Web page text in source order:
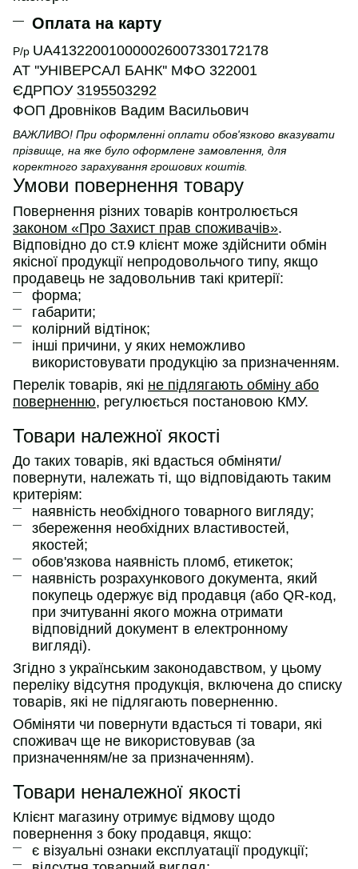
Оплата на карту
Р/р UA413220010000026007330172178
АТ ''УНІВЕРСАЛ БАНК'' МФО 322001
ЄДРПОУ 3195503292
ФОП Дровніков Вадим Васильович
ВАЖЛИВО! При оформленні оплати обов'язково вказувати
прізвище, на яке було оформлене замовлення, для
коректного зарахування грошових коштів.
Умови повернення товару
Повернення різних товарів контролюється
законом «Про Захист прав споживачів».
Відповідно до ст.9 клієнт може здійснити обмін
якісної продукції непродовольчого типу, якщо
продавець не задовольнив такі критерії:
форма;
габарити;
колірний відтінок;
інші причини, у яких неможливо
використовувати продукцію за призначенням.
Перелік товарів, які не підлягають обміну або
поверненню, регулюється постановою КМУ.
Товари належної якості
До таких товарів, які вдасться обміняти/
повернути, належать ті, що відповідають таким
критеріям:
наявність необхідного товарного вигляду;
збереження необхідних властивостей,
якостей;
обов'язкова наявність пломб, етикеток;
наявність розрахункового документа, який
покупець одержує від продавця (або QR-код,
при зчитуванні якого можна отримати
відповідний документ в електронному
вигляді).
Згідно з українським законодавством, у цьому
переліку відсутня продукція, включена до списку
товарів, які не підлягають поверненню.
Обміняти чи повернути вдасться ті товари, які
споживач ще не використовував (за
призначенням/не за призначенням).
Товари неналежної якості
Клієнт магазину отримує відмову щодо
повернення з боку продавця, якщо:
є візуальні ознаки експлуатації продукції;